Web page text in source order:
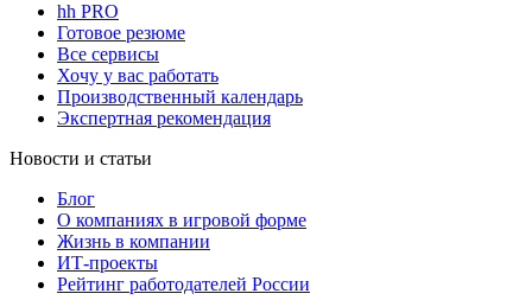
hh PRO
Готовое резюме
Все сервисы
Хочу у вас работать
Производственный календарь
Экспертная рекомендация
Новости и статьи
Блог
О компаниях в игровой форме
Жизнь в компании
ИТ-проекты
Рейтинг работодателей России